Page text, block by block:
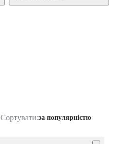
Сортувати:за популярністю